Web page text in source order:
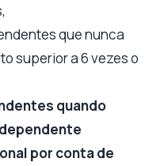
que nunca
superior a 6 vezes o
quando
por conta de